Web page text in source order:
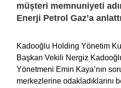
müşteri memnuniyeti
Enerji Petrol Gaz’a
Kadooğlu Holding Yönetim
Başkan Vekili Nergiz
Yönetmeni Emin Kaya’nın
merkezlerine odakladıklarını